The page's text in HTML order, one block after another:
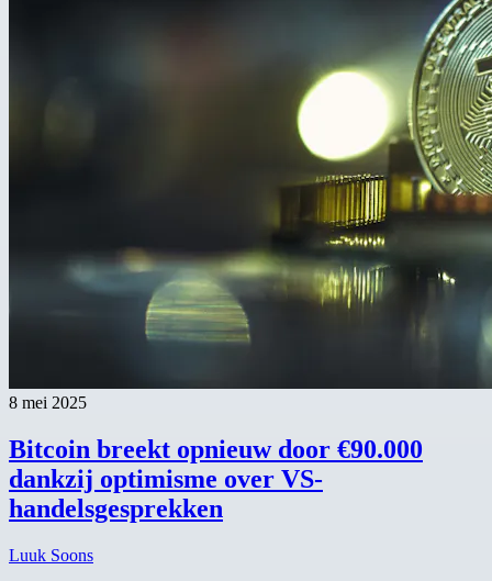
8 mei 2025
Bitcoin breekt opnieuw door €90.000
dankzij optimisme over VS-
handelsgesprekken
Luuk Soons